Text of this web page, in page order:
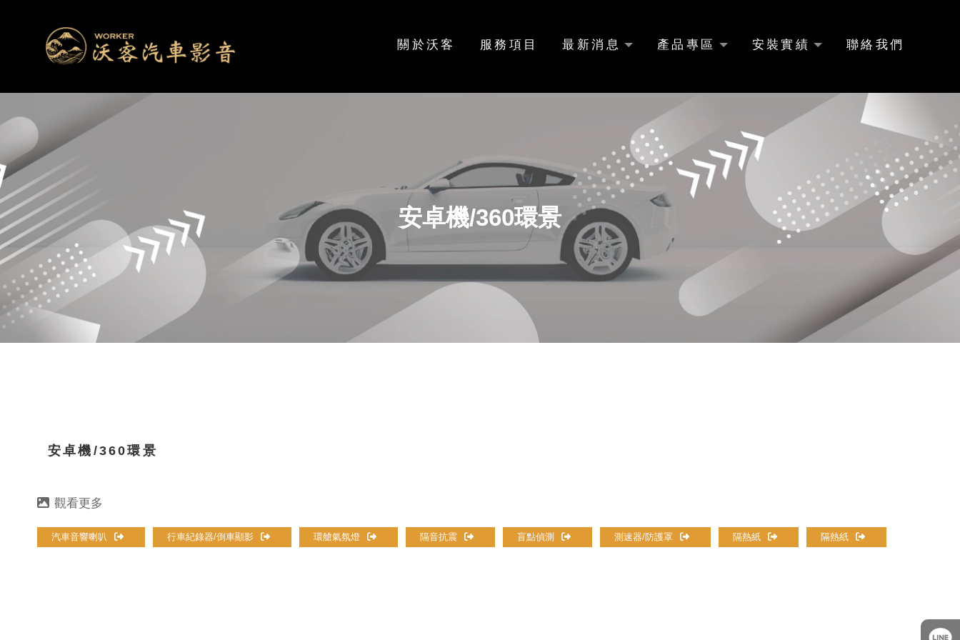
關於沃客 服務項目 最新消息 產品專區 安裝實績 聯絡我們
安卓機/360環景
安卓機/360環景
汽車音響喇叭 行車紀錄器/倒車顯影 環艙氣氛燈 隔音抗震 盲點偵測 測速器/防護罩 隔熱紙 隔熱紙